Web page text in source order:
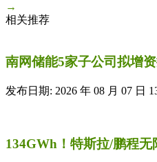
→
相关推荐
南网储能5家子公司拟增
发布日期: 2026 年 08 月 07 日
134GWh！特斯拉/鹏程